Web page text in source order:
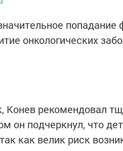
попадание
онкологических
Конев рекомендовал
он подчеркнул, что
как велик риск